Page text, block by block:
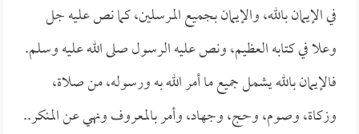
في الإيمان بالله، والإيمان بجميع المرسلين، كما نص عليه جل
وعلا في كتابه العظيم، ونص عليه الرسول صلى الله عليه وسلم.
فالإيمان بالله يشمل جميع ما أمر الله به ورسوله، من صلاة،
وزكاة، وصوم، وحج، وجهاد، وأمر بالمعروف ونهي عن المنكر..